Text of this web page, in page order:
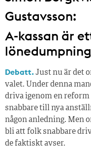
Gustavsson:
A-kassan är
lönedumpning
Debatt.Just nu är det
valet. Under denna
driva igenom en
snabbare till nya
någon anledning. Men
bli att folk snabbare
de faktiskt avser.